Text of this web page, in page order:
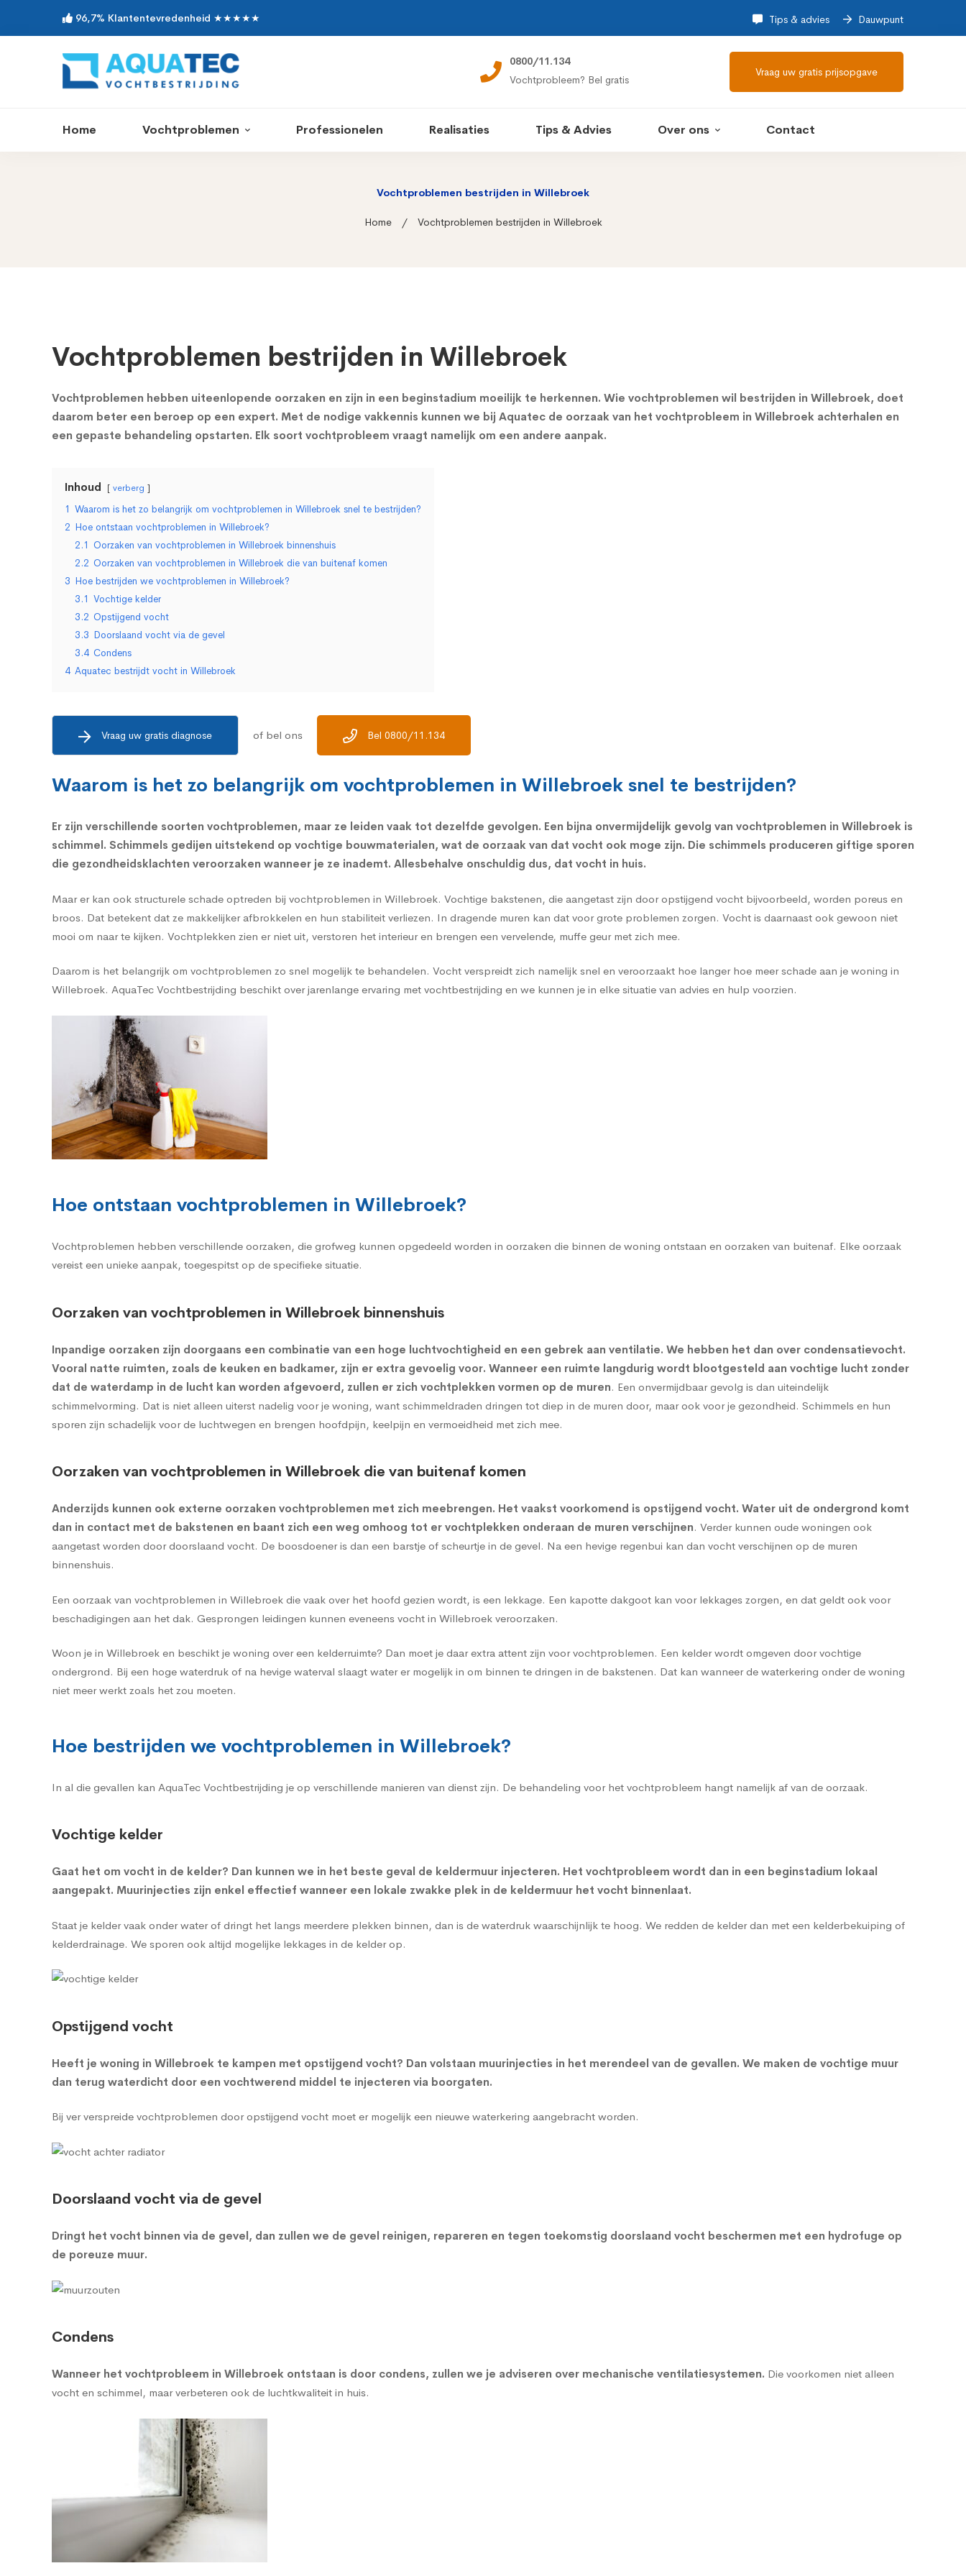
96,7% Klantentevredenheid ★★★★★ Tips & advies Dauwpunt
0800/11.134
Vochtprobleem? Bel gratis
Vraag uw gratis prijsopgave
Home Vochtproblemen Professionelen Realisaties Tips & Advies Over ons Contact
Vochtproblemen bestrijden in Willebroek
Home Vochtproblemen bestrijden in Willebroek
Vochtproblemen bestrijden in Willebroek
Vochtproblemen hebben uiteenlopende oorzaken en zijn in een beginstadium moeilijk te herkennen. Wie vochtproblemen wil bestrijden in Willebroek, doet
daarom beter een beroep op een expert. Met de nodige vakkennis kunnen we bij Aquatec de oorzaak van het vochtprobleem in Willebroek achterhalen en
een gepaste behandeling opstarten. Elk soort vochtprobleem vraagt namelijk om een andere aanpak.
Inhoud verberg
1 Waarom is het zo belangrijk om vochtproblemen in Willebroek snel te bestrijden?
2 Hoe ontstaan vochtproblemen in Willebroek?
2.1 Oorzaken van vochtproblemen in Willebroek binnenshuis
2.2 Oorzaken van vochtproblemen in Willebroek die van buitenaf komen
3 Hoe bestrijden we vochtproblemen in Willebroek?
3.1 Vochtige kelder
3.2 Opstijgend vocht
3.3 Doorslaand vocht via de gevel
3.4 Condens
4 Aquatec bestrijdt vocht in Willebroek
Vraag uw gratis diagnose of bel ons Bel 0800/11.134
Waarom is het zo belangrijk om vochtproblemen in Willebroek snel te bestrijden?
Er zijn verschillende soorten vochtproblemen, maar ze leiden vaak tot dezelfde gevolgen. Een bijna onvermijdelijk gevolg van vochtproblemen in Willebroek is
schimmel. Schimmels gedijen uitstekend op vochtige bouwmaterialen, wat de oorzaak van dat vocht ook moge zijn. Die schimmels produceren giftige sporen
die gezondheidsklachten veroorzaken wanneer je ze inademt. Allesbehalve onschuldig dus, dat vocht in huis.
Maar er kan ook structurele schade optreden bij vochtproblemen in Willebroek. Vochtige bakstenen, die aangetast zijn door opstijgend vocht bijvoorbeeld, worden poreus en
broos. Dat betekent dat ze makkelijker afbrokkelen en hun stabiliteit verliezen. In dragende muren kan dat voor grote problemen zorgen. Vocht is daarnaast ook gewoon niet
mooi om naar te kijken. Vochtplekken zien er niet uit, verstoren het interieur en brengen een vervelende, muffe geur met zich mee.
Daarom is het belangrijk om vochtproblemen zo snel mogelijk te behandelen. Vocht verspreidt zich namelijk snel en veroorzaakt hoe langer hoe meer schade aan je woning in
Willebroek. AquaTec Vochtbestrijding beschikt over jarenlange ervaring met vochtbestrijding en we kunnen je in elke situatie van advies en hulp voorzien.
Hoe ontstaan vochtproblemen in Willebroek?
Vochtproblemen hebben verschillende oorzaken, die grofweg kunnen opgedeeld worden in oorzaken die binnen de woning ontstaan en oorzaken van buitenaf. Elke oorzaak
vereist een unieke aanpak, toegespitst op de specifieke situatie.
Oorzaken van vochtproblemen in Willebroek binnenshuis
Inpandige oorzaken zijn doorgaans een combinatie van een hoge luchtvochtigheid en een gebrek aan ventilatie. We hebben het dan over condensatievocht.
Vooral natte ruimten, zoals de keuken en badkamer, zijn er extra gevoelig voor. Wanneer een ruimte langdurig wordt blootgesteld aan vochtige lucht zonder
dat de waterdamp in de lucht kan worden afgevoerd, zullen er zich vochtplekken vormen op de muren. Een onvermijdbaar gevolg is dan uiteindelijk
schimmelvorming. Dat is niet alleen uiterst nadelig voor je woning, want schimmeldraden dringen tot diep in de muren door, maar ook voor je gezondheid. Schimmels en hun
sporen zijn schadelijk voor de luchtwegen en brengen hoofdpijn, keelpijn en vermoeidheid met zich mee.
Oorzaken van vochtproblemen in Willebroek die van buitenaf komen
Anderzijds kunnen ook externe oorzaken vochtproblemen met zich meebrengen. Het vaakst voorkomend is opstijgend vocht. Water uit de ondergrond komt
dan in contact met de bakstenen en baant zich een weg omhoog tot er vochtplekken onderaan de muren verschijnen. Verder kunnen oude woningen ook
aangetast worden door doorslaand vocht. De boosdoener is dan een barstje of scheurtje in de gevel. Na een hevige regenbui kan dan vocht verschijnen op de muren
binnenshuis.
Een oorzaak van vochtproblemen in Willebroek die vaak over het hoofd gezien wordt, is een lekkage. Een kapotte dakgoot kan voor lekkages zorgen, en dat geldt ook voor
beschadigingen aan het dak. Gesprongen leidingen kunnen eveneens vocht in Willebroek veroorzaken.
Woon je in Willebroek en beschikt je woning over een kelderruimte? Dan moet je daar extra attent zijn voor vochtproblemen. Een kelder wordt omgeven door vochtige
ondergrond. Bij een hoge waterdruk of na hevige waterval slaagt water er mogelijk in om binnen te dringen in de bakstenen. Dat kan wanneer de waterkering onder de woning
niet meer werkt zoals het zou moeten.
Hoe bestrijden we vochtproblemen in Willebroek?
In al die gevallen kan AquaTec Vochtbestrijding je op verschillende manieren van dienst zijn. De behandeling voor het vochtprobleem hangt namelijk af van de oorzaak.
Vochtige kelder
Gaat het om vocht in de kelder? Dan kunnen we in het beste geval de keldermuur injecteren. Het vochtprobleem wordt dan in een beginstadium lokaal
aangepakt. Muurinjecties zijn enkel effectief wanneer een lokale zwakke plek in de keldermuur het vocht binnenlaat.
Staat je kelder vaak onder water of dringt het langs meerdere plekken binnen, dan is de waterdruk waarschijnlijk te hoog. We redden de kelder dan met een kelderbekuiping of
kelderdrainage. We sporen ook altijd mogelijke lekkages in de kelder op.
Opstijgend vocht
Heeft je woning in Willebroek te kampen met opstijgend vocht? Dan volstaan muurinjecties in het merendeel van de gevallen. We maken de vochtige muur
dan terug waterdicht door een vochtwerend middel te injecteren via boorgaten.
Bij ver verspreide vochtproblemen door opstijgend vocht moet er mogelijk een nieuwe waterkering aangebracht worden.
Doorslaand vocht via de gevel
Dringt het vocht binnen via de gevel, dan zullen we de gevel reinigen, repareren en tegen toekomstig doorslaand vocht beschermen met een hydrofuge op
de poreuze muur.
Condens
Wanneer het vochtprobleem in Willebroek ontstaan is door condens, zullen we je adviseren over mechanische ventilatiesystemen. Die voorkomen niet alleen
vocht en schimmel, maar verbeteren ook de luchtkwaliteit in huis.